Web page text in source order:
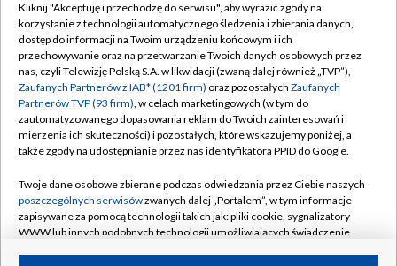
Sklep TVP
Biuro Reklamy
Oferta Handlowa
Telegazeta ogłoszenia
Emisja w TVP
Ogłoszenia przetargowe
Akademia Telewizyjna
Polityka prywatności
Moje zgody
Biuro reklamy
Kontakt
©2026 Telewizja Polska Spółka Akcyjna w likwidacji
Kliknij "Akceptuję i przechodzę do serwisu", aby wyrazić zgody na
korzystanie z technologii automatycznego śledzenia i zbierania danych,
dostęp do informacji na Twoim urządzeniu końcowym i ich
przechowywanie oraz na przetwarzanie Twoich danych osobowych przez
nas, czyli Telewizję Polską S.A. w likwidacji (zwaną dalej również „TVP”),
Zaufanych Partnerów z IAB* (1201 firm) oraz pozostałych Zaufanych
Partnerów TVP (93 firm), w celach marketingowych (w tym do
zautomatyzowanego dopasowania reklam do Twoich zainteresowań i
mierzenia ich skuteczności) i pozostałych, które wskazujemy poniżej, a
także zgody na udostępnianie przez nas identyfikatora PPID do Google.
Twoje dane osobowe zbierane podczas odwiedzania przez Ciebie naszych
poszczególnych serwisówzwanych dalej „Portalem”, w tym informacje
zapisywane za pomocą technologii takich jak: pliki cookie, sygnalizatory
WWW lub innych podobnych technologii umożliwiających świadczenie